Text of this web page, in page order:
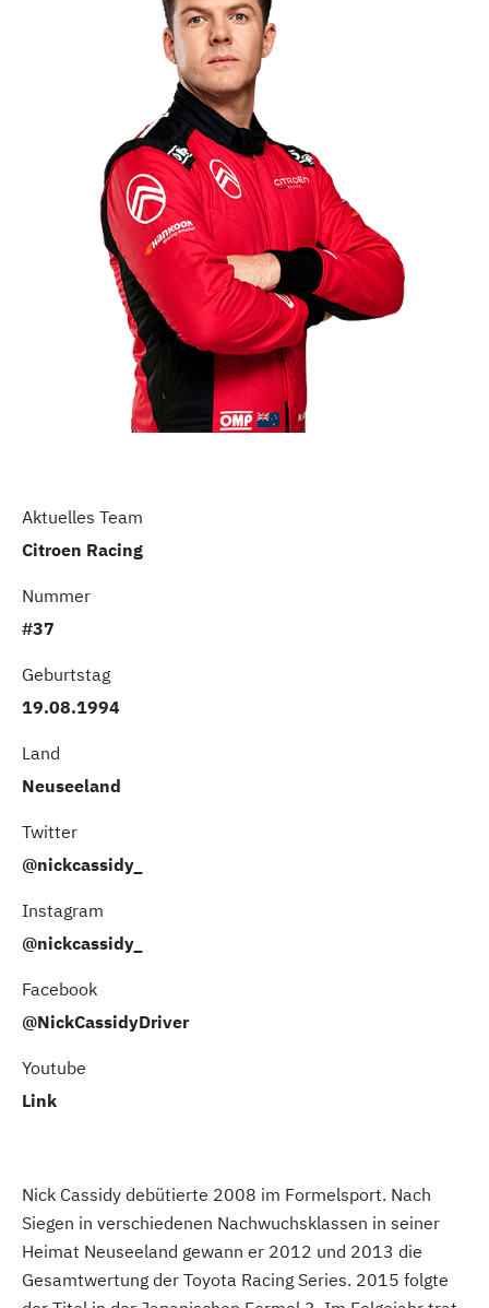
Aktuelles Team
Citroen Racing
Nummer
#37
Geburtstag
19.08.1994
Land
Neuseeland
Twitter
@nickcassidy_
Instagram
@nickcassidy_
Facebook
@NickCassidyDriver
Youtube
Link
Nick Cassidy debütierte 2008 im Formelsport. Nach
Siegen in verschiedenen Nachwuchsklassen in seiner
Heimat Neuseeland gewann er 2012 und 2013 die
Gesamtwertung der Toyota Racing Series. 2015 folgte